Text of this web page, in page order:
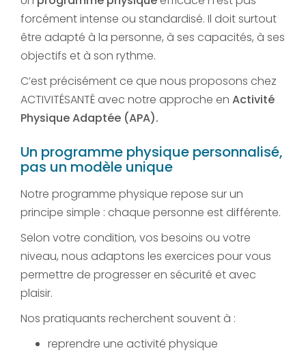
forcément intense ou standardisé. Il doit surtout
être adapté à la personne, à ses capacités, à ses
objectifs et à son rythme.
C’est précisément ce que nous proposons chez
ACTIVITÉSANTÉ avec notre approche en Activité
Physique Adaptée (APA).
Un programme physique personnalisé,
pas un modèle unique
Notre programme physique repose sur un
principe simple : chaque personne est différente.
Selon votre condition, vos besoins ou votre
niveau, nous adaptons les exercices pour vous
permettre de progresser en sécurité et avec
plaisir.
Nos pratiquants recherchent souvent à :
reprendre une activité physique